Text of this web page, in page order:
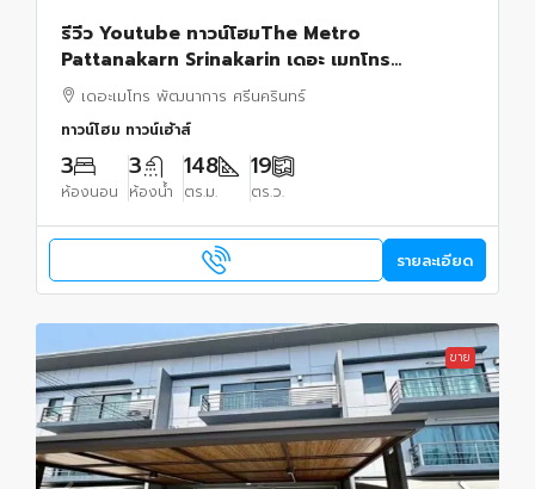
รีวีว Youtube ทาวน์โฮมThe Metro
Pattanakarn Srinakarin เดอะ เมทโทร
พัฒนาการ ศรีนครินทร์ แต่งบิ้ว
เดอะเมโทร พัฒนาการ ศรีนครินทร์
ทาวน์โฮม ทาวน์เฮ้าส์
3
ห้องนอน
3
ห้องน้ำ
148
ตร.ม.
19
ตร.ว.
รายละเอียด
ขาย